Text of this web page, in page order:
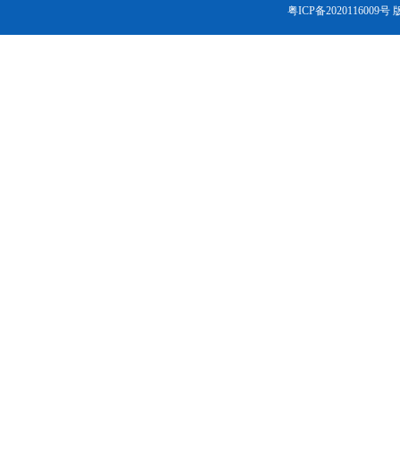
粤ICP备2020116009号